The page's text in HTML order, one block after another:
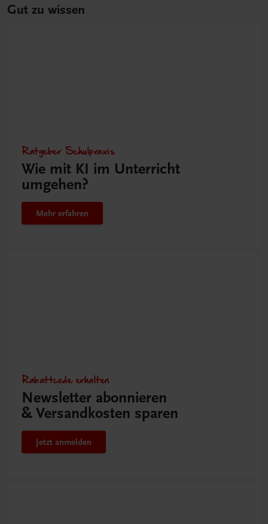
Gut zu wissen
Ratgeber Schulpraxis
Wie mit KI im Unterricht
umgehen?
Mehr erfahren
Rabattcode erhalten
Newsletter abonnieren
& Versandkosten sparen
Jetzt anmelden